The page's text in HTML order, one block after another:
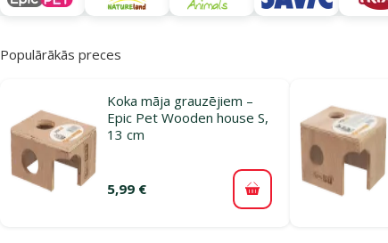
Populārākās preces
Koka māja grauzējiem –
Epic Pet Wooden house S,
13 cm
5,99 € Pievienot grozam